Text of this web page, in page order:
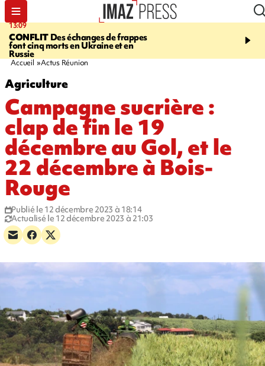
13:09
CONFLIT Des échanges de frappes
font cinq morts en Ukraine et en
Russie
17:14
Quatre
européennes pour les
Accueil Actus Réunion
Agriculture
Campagne sucrière :
clap de fin le 19
décembre au Gol, et le
22 décembre à Bois-
Rouge
Publié le 12 décembre 2023 à 18:14
Actualisé le 12 décembre 2023 à 21:03